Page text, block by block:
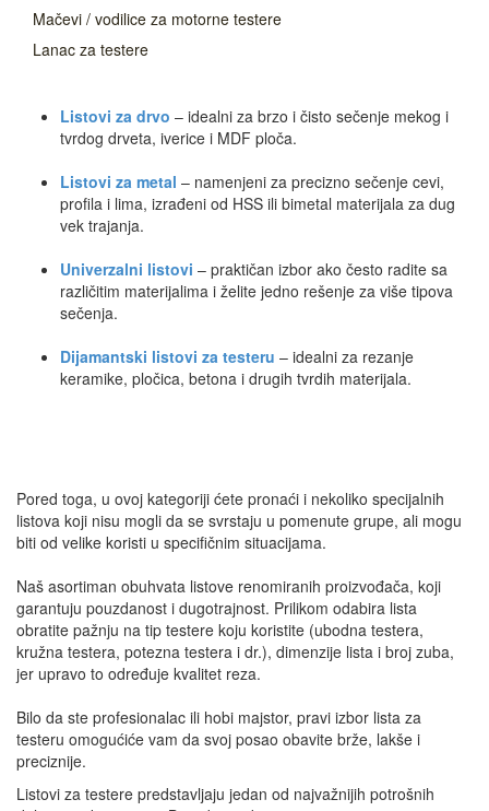
Mačevi / vodilice za motorne testere
Lanac za testere
Listovi za drvo – idealni za brzo i čisto sečenje mekog i
tvrdog drveta, iverice i MDF ploča.
Listovi za metal – namenjeni za precizno sečenje cevi,
profila i lima, izrađeni od HSS ili bimetal materijala za dug
vek trajanja.
Univerzalni listovi – praktičan izbor ako često radite sa
različitim materijalima i želite jedno rešenje za više tipova
sečenja.
Dijamantski listovi za testeru – idealni za rezanje
keramike, pločica, betona i drugih tvrdih materijala.
Pored toga, u ovoj kategoriji ćete pronaći i nekoliko specijalnih
listova koji nisu mogli da se svrstaju u pomenute grupe, ali mogu
biti od velike koristi u specifičnim situacijama.
Naš asortiman obuhvata listove renomiranih proizvođača, koji
garantuju pouzdanost i dugotrajnost. Prilikom odabira lista
obratite pažnju na tip testere koju koristite (ubodna testera,
kružna testera, potezna testera i dr.), dimenzije lista i broj zuba,
jer upravo to određuje kvalitet reza.
Bilo da ste profesionalac ili hobi majstor, pravi izbor lista za
testeru omogućiće vam da svoj posao obavite brže, lakše i
preciznije.
Listovi za testere predstavljaju jedan od najvažnijih potrošnih